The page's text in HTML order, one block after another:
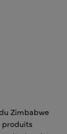
Zimbabwe
produits